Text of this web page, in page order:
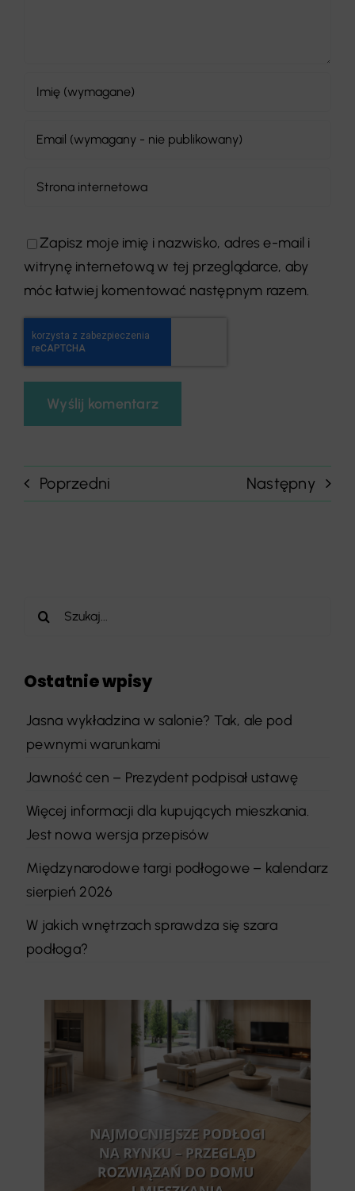
Zapisz moje imię i nazwisko, adres e-mail i
witrynę internetową w tej przeglądarce, aby
móc łatwiej komentować następnym razem.
Poprzedni Następny
Szukaj
Ostatnie wpisy
Jasna wykładzina w salonie? Tak, ale pod
pewnymi warunkami
Jawność cen – Prezydent podpisał ustawę
Więcej informacji dla kupujących mieszkania.
Jest nowa wersja przepisów
Międzynarodowe targi podłogowe – kalendarz
sierpień 2026
W jakich wnętrzach sprawdza się szara
podłoga?